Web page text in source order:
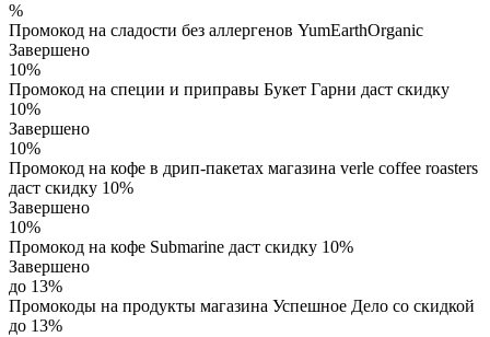
%
Промокод на сладости без аллергенов YumEarthOrganic
Завершено
10%
Промокод на специи и приправы Букет Гарни даст скидку
10%
Завершено
10%
Промокод на кофе в дрип-пакетах магазина verle coffee roasters
даст скидку 10%
Завершено
10%
Промокод на кофе Submarine даст скидку 10%
Завершено
до 13%
Промокоды на продукты магазина Успешное Дело со скидкой
до 13%